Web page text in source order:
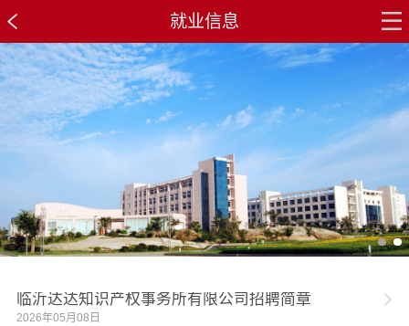
就业信息
临沂达达知识产权事务所有限公司招聘简章
2026年05月08日